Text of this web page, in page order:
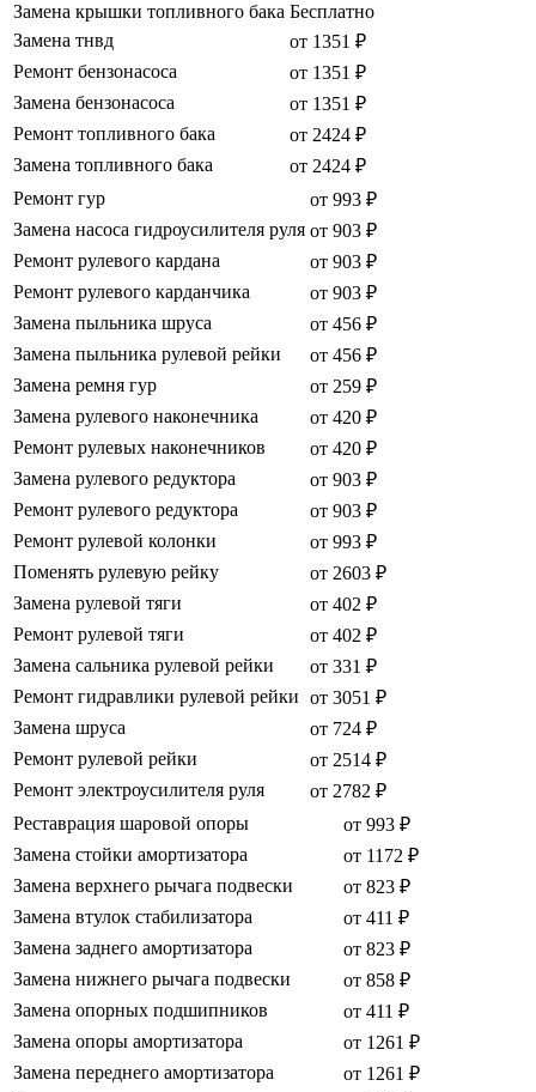
Замена крышки топливного бака Бесплатно
Замена тнвд
от 1351 ₽
Ремонт бензонасоса
от 1351 ₽
Замена бензонасоса
от 1351 ₽
Ремонт топливного бака
от 2424 ₽
Замена топливного бака
от 2424 ₽
Ремонт гур
от 993 ₽
Замена насоса гидроусилителя руля от 903 ₽
Ремонт рулевого кардана
от 903 ₽
Ремонт рулевого карданчика
от 903 ₽
Замена пыльника шруса
от 456 ₽
Замена пыльника рулевой рейки
от 456 ₽
Замена ремня гур
от 259 ₽
Замена рулевого наконечника
от 420 ₽
Ремонт рулевых наконечников
от 420 ₽
Замена рулевого редуктора
от 903 ₽
Ремонт рулевого редуктора
от 903 ₽
Ремонт рулевой колонки
от 993 ₽
Поменять рулевую рейку
от 2603 ₽
Замена рулевой тяги
от 402 ₽
Ремонт рулевой тяги
от 402 ₽
Замена сальника рулевой рейки
от 331 ₽
Ремонт гидравлики рулевой рейки от 3051 ₽
Замена шруса
от 724 ₽
Ремонт рулевой рейки
от 2514 ₽
Ремонт электроусилителя руля
от 2782 ₽
Реставрация шаровой опоры
от 993 ₽
Замена стойки амортизатора
от 1172 ₽
Замена верхнего рычага подвески
от 823 ₽
Замена втулок стабилизатора
от 411 ₽
Замена заднего амортизатора
от 823 ₽
Замена нижнего рычага подвески
от 858 ₽
Замена опорных подшипников
от 411 ₽
Замена опоры амортизатора
от 1261 ₽
Замена переднего амортизатора
от 1261 ₽